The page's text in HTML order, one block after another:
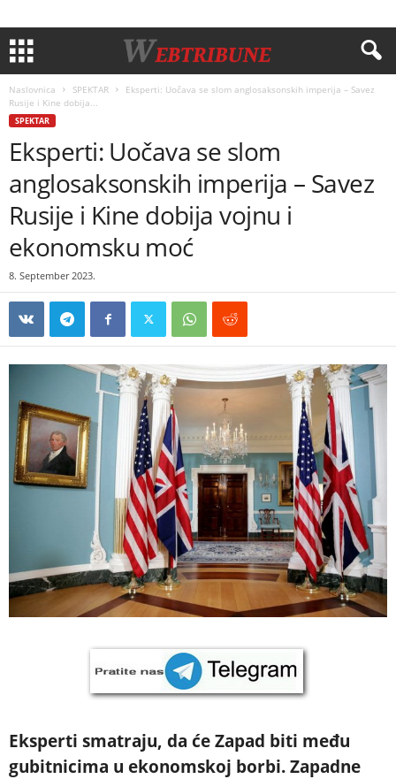
Naslovnica SPEKTAR
Eksperti: Uočava se slom anglosaksonskih imperija – Savez
Rusije i Kine dobija...
SPEKTAR
Eksperti: Uočava se slom
anglosaksonskih imperija – Savez
Rusije i Kine dobija vojnu i
ekonomsku moć
8. September 2023.
Eksperti smatraju, da će Zapad biti među
gubitnicima u ekonomskoj borbi. Zapadne